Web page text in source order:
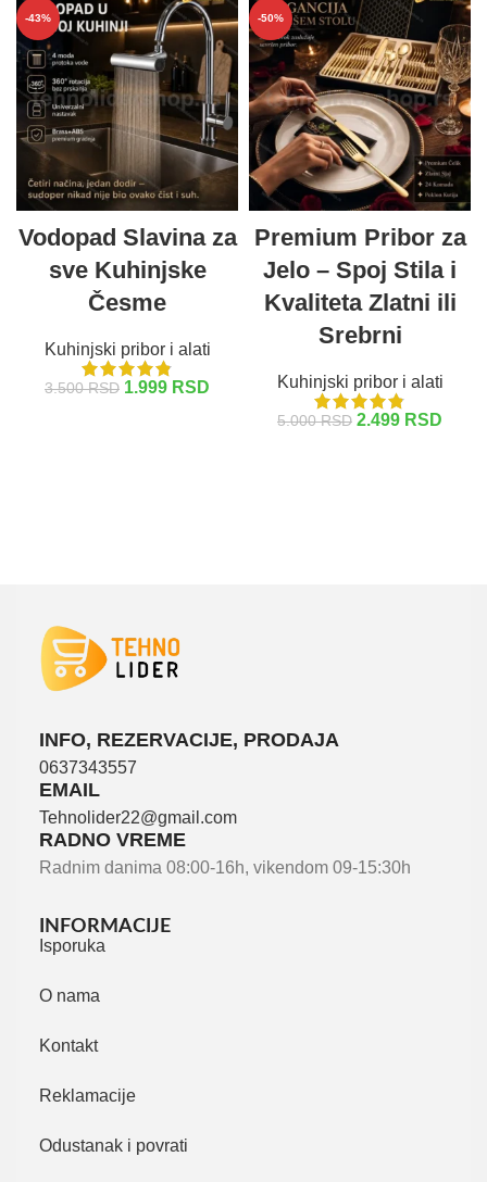
-43%
Vodopad Slavina za
sve Kuhinjske
Česme
Kuhinjski pribor i alati
3.500RSD 1.999 RSD
-50%
Premium Pribor za
Jelo – Spoj Stila i
Kvaliteta Zlatni ili
Srebrni
Kuhinjski pribor i alati
5.000RSD 2.499 RSD
INFO, REZERVACIJE, PRODAJA
0637343557
EMAIL
Tehnolider22@gmail.com
RADNO VREME
Radnim danima 08:00-16h, vikendom 09-15:30h
INFORMACIJE
Isporuka
O nama
Kontakt
Reklamacije
Odustanak i povrati